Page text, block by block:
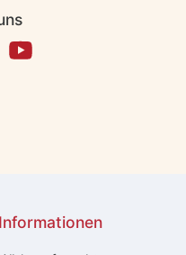
Informationen